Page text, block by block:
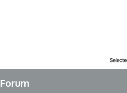
Forum